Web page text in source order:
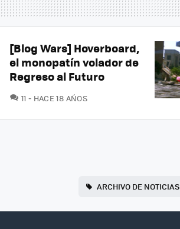
[Blog Wars] Hoverboard,
el monopatín volador de
Regreso al Futuro
11 COMENTARIOS
HACE 18 AÑOS
ARCHIVO DE NOTICIAS